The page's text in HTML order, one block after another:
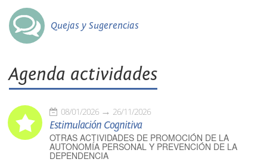
Quejas y Sugerencias
Agenda actividades
08/01/2026 26/11/2026
Estimulación Cognitiva
OTRAS ACTIVIDADES DE PROMOCIÓN DE LA
AUTONOMÍA PERSONAL Y PREVENCIÓN DE LA
DEPENDENCIA